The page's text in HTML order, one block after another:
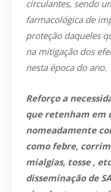
circulantes, sendo
farmacológica de
proteção daqueles
na mitigação dos
nesta época do ano.
Reforço a
que retenham em
nomeadamente
como febre,
mialgias, tosse ,
disseminação de